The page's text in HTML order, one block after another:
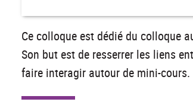
Ce colloque est dédié du colloque
Son but est de resserrer les liens
faire interagir autour de mini-cours.